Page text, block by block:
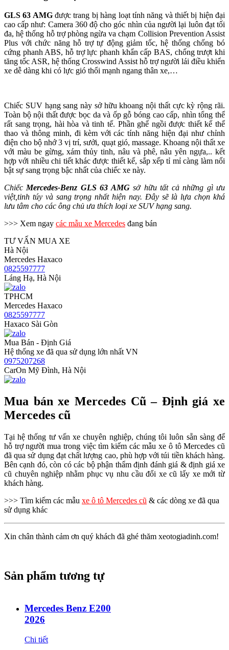
GLS 63 AMGđược trang bị hàng loạt tính năng và thiết bị hiện đại
cao cấp như: Camera 360 độ cho góc nhìn của người lại luôn đạt tối
đa, hệ thống hỗ trợ phòng ngừa va chạm Collision Prevention Assist
Plus với chức năng hỗ trợ tự động giảm tốc, hệ thống chống bó
cứng phanh ABS, hỗ trợ lực phanh khẩn cấp BAS, chống trượt khi
tăng tốc ASR, hệ thống Crosswind Assist hỗ trợ người lái điều khiển
xe dễ dàng khi có lực gió thổi mạnh ngang thân xe,…
Chiếc SUV hạng sang này sở hữu khoang nội thất cực kỳ rộng rãi.
Toàn bộ nội thất được bọc da và ốp gỗ bóng cao cấp, nhìn tổng thể
rất sang trọng, hài hòa và tinh tế. Phần ghế ngồi được thiết kế thể
thao và thông minh, đi kèm với các tính năng hiện đại như chỉnh
điện cho bộ nhớ 3 vị trí, sưởi, quạt gió, massage. Khoang nội thất xe
với màu be gừng, xám thủy tinh, nâu và phê, nâu yên ngựa,.. kết
hợp với nhiều chi tiết khác được thiết kế, sắp xếp tỉ mỉ càng làm nổi
bật sự sang trọng bậc nhất của chiếc xe này.
Chiếc Mercedes-Benz GLS 63 AMGsở hữu tất cả những gì ưu
việt,tinh túy và sang trọng nhất hiện nay. Đây sẽ là lựa chọn khá
lưu tâm cho các ông chủ ưa thích loại xe SUV hạng sang.
>>> Xem ngay các mẫu xe Mercedes đang bán
TƯ VẤN MUA XE
Hà Nội
Mercedes Haxaco
0825597777
Láng Hạ, Hà Nội
TPHCM
Mercedes Haxaco
0825597777
Haxaco Sài Gòn
Mua Bán - Định Giá
Hệ thống xe đã qua sử dụng lớn nhất VN
0975207268
CarOn Mỹ Đình, Hà Nội
Mua bán xe Mercedes Cũ – Định giá xe
Mercedes cũ
Tại hệ thống tư vấn xe chuyên nghiệp, chúng tôi luôn sẵn sàng để
hỗ trợ người mua trong việc tìm kiếm các mẫu xe ô tô Mercedes cũ
đã qua sử dụng đạt chất lượng cao, phù hợp với túi tiền khách hàng.
Bên cạnh đó, còn có các bộ phận thẩm định đánh giá & định giá xe
cũ chuyên nghiệp nhằm phục vụ nhu cầu đổi xe cũ lấy xe mới từ
khách hàng.
>>> Tìm kiếm các mẫu xe ô tô Mercedes cũ & các dòng xe đã qua
sử dụng khác
Xin chân thành cảm ơn quý khách đã ghé thăm xeotogiadinh.com!
Sản phẩm tương tự
Mercedes Benz E200
2026
Chi tiết